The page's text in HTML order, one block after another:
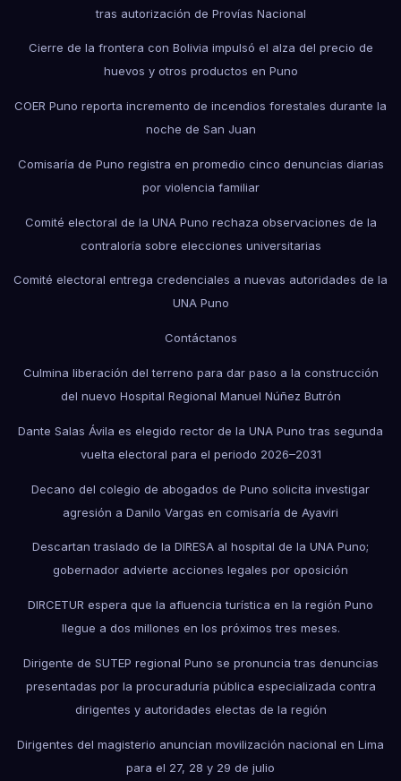
tras autorización de Provías Nacional
Cierre de la frontera con Bolivia impulsó el alza del precio de
huevos y otros productos en Puno
COER Puno reporta incremento de incendios forestales durante la
noche de San Juan
Comisaría de Puno registra en promedio cinco denuncias diarias
por violencia familiar
Comité electoral de la UNA Puno rechaza observaciones de la
contraloría sobre elecciones universitarias
Comité electoral entrega credenciales a nuevas autoridades de la
UNA Puno
Contáctanos
Culmina liberación del terreno para dar paso a la construcción
del nuevo Hospital Regional Manuel Núñez Butrón
Dante Salas Ávila es elegido rector de la UNA Puno tras segunda
vuelta electoral para el periodo 2026–2031
Decano del colegio de abogados de Puno solicita investigar
agresión a Danilo Vargas en comisaría de Ayaviri
Descartan traslado de la DIRESA al hospital de la UNA Puno;
gobernador advierte acciones legales por oposición
DIRCETUR espera que la afluencia turística en la región Puno
llegue a dos millones en los próximos tres meses.
Dirigente de SUTEP regional Puno se pronuncia tras denuncias
presentadas por la procuraduría pública especializada contra
dirigentes y autoridades electas de la región
Dirigentes del magisterio anuncian movilización nacional en Lima
para el 27, 28 y 29 de julio